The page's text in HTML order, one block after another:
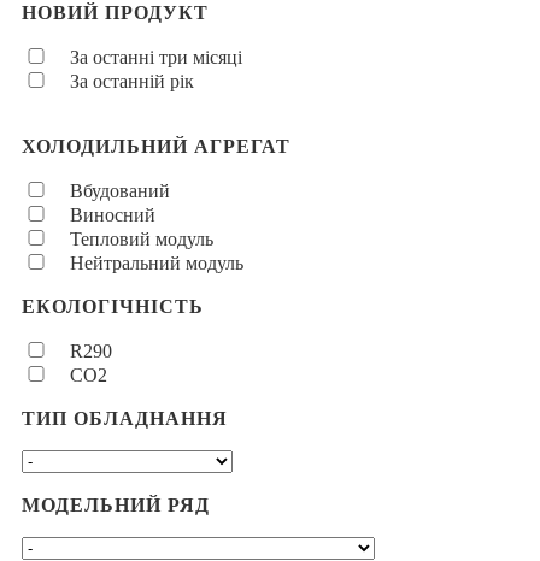
НОВИЙ ПРОДУКТ
За останні три місяці
За останній рік
ХОЛОДИЛЬНИЙ АГРЕГАТ
Вбудований
Виносний
Тепловий модуль
Нейтральний модуль
ЕКОЛОГІЧНІСТЬ
R290
CO2
ТИП ОБЛАДНАННЯ
МОДЕЛЬНИЙ РЯД